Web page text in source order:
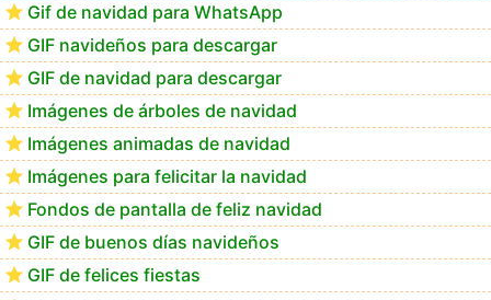
Gif de navidad para WhatsApp
GIF navideños para descargar
GIF de navidad para descargar
Imágenes de árboles de navidad
Imágenes animadas de navidad
Imágenes para felicitar la navidad
Fondos de pantalla de feliz navidad
GIF de buenos días navideños
GIF de felices fiestas